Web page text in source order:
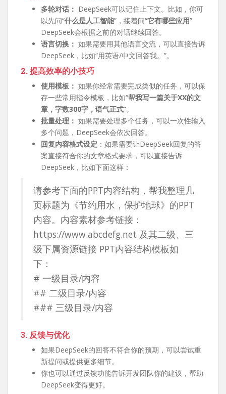
多轮对话： DeepSeek可以记住上下文。比如，你可
以先问“什么是人工智能”，接着问“它有哪些应用”
DeepSeek会根据之前的对话继续回答。
语言切换： 如果需要用其他语言交流，可以直接告诉
DeepSeek，比如“用英语/中文回答我。”。
2. 提高效率的小技巧
使用模板： 如果你经常需要完成类似的任务，可以保
存一些常用指令模板，比如“帮我写一篇关于XX的文
章，字数300字，语气正式”。
批量处理： 如果需要处理多个任务，可以一次性输入
多个问题，DeepSeek会依次回答。
回复内容格式设定 ：如果需要让DeepSeek回复的答
案直接符合你的文章格式要求，可以直接告诉
DeepSeek，比如下面这样：
请参考下面的PPT内容结构，帮我整理几
页标题为《节约用水，保护地球》的PPT
内容。内容素材参考链接：
https://www.abcdefg.net 及其二级、三
级下属资源链接 PPT内容结构模板如
下：
# 一级目录/内容
## 二级目录/内容
### 三级目录/内容
3. 反馈与优化
如果DeepSeek的回答不符合你的预期，可以尝试重
新提问或提供更多细节。
你也可以通过反馈功能告诉开发团队你的建议，帮助
DeepSeek变得更好。